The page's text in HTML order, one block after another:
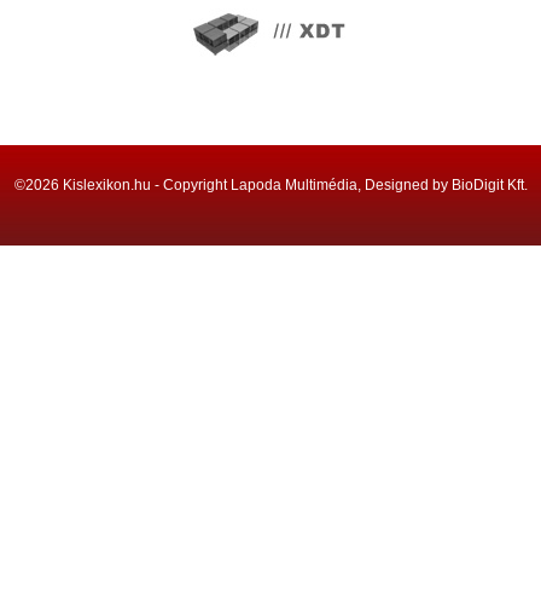
©2026 Kislexikon.hu - Copyright Lapoda Multimédia, Designed by BioDigit Kft.